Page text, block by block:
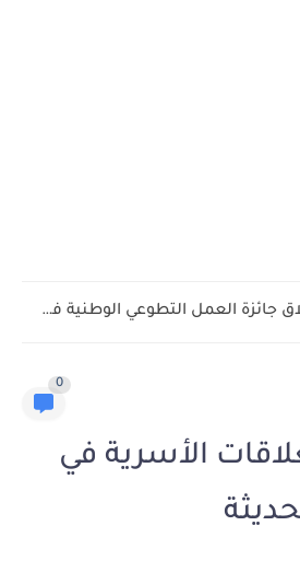
إطلاق جائزة العمل التطوعي الوطنية في الرياض
0
الأسرية في